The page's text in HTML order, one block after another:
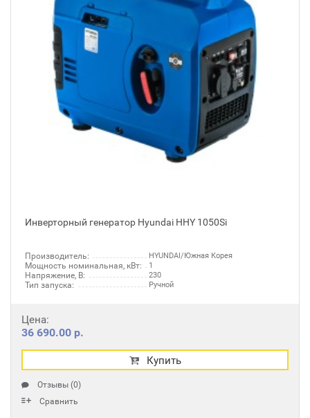
Инверторный генератор Hyundai HHY 1050Si
Производитель: HYUNDAI/Южная Корея
Мощность номинальная, кВт: 1
Напряжение, В: 230
Тип запуска: Ручной
Цена:
36 690.00 р.
Купить
Отзывы (0)
Сравнить